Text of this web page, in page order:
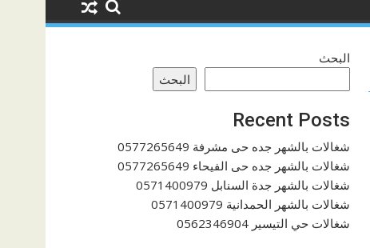
البحث
البحث
Recent Posts
شغالات بالشهر جده حى مشرفة 0577265649
شغالات بالشهر جده حى الفيحاء 0577265649
شغالات بالشهر جدة السنابل 0571400979
شغالات بالشهر الحمدانية 0571400979
شغالات حي التيسير 0562346904